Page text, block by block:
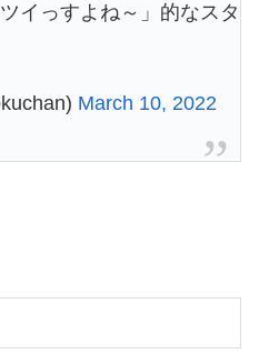
イっすよね～」的なスタ
March 10, 2022